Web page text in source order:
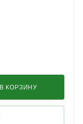
В КОРЗИНУ